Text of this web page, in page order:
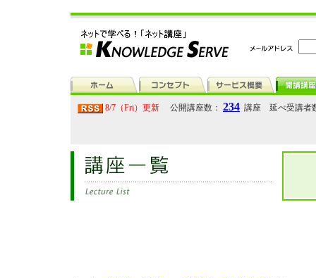
8/7（Fri）更新 公開講座数： 234 講座 延べ受講者